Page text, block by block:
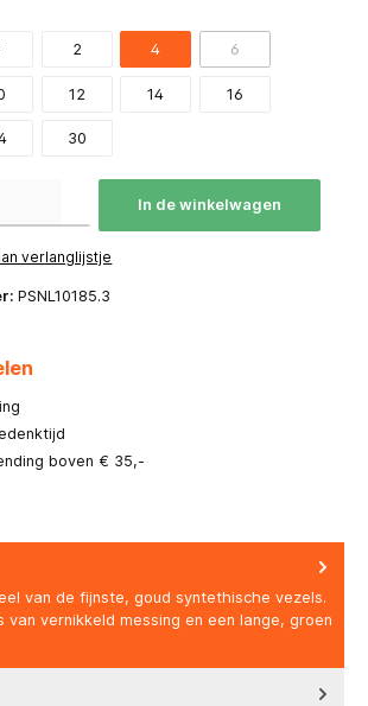
2 4 6
12 14 16
30
In de winkelwagen
verlanglijstje
PSNL10185.3
boven € 35,-
van de fijnste, goud syntethische vezels.
van vernikkeld messing en een lange, groen